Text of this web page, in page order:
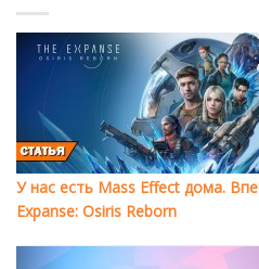
У нас есть Mass Effect дома.
Expanse: Osiris Reborn